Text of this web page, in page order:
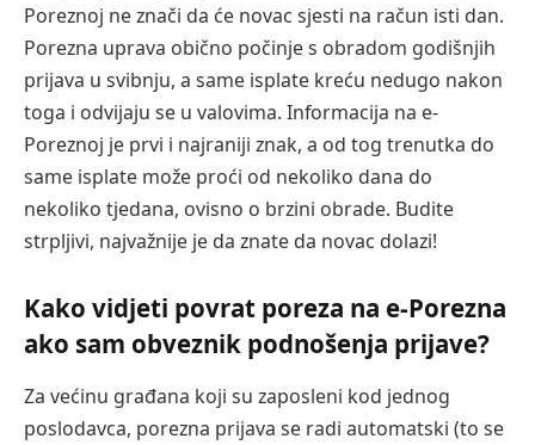
Poreznoj ne znači da će novac sjesti na račun isti dan.
Porezna uprava obično počinje s obradom godišnjih
prijava u svibnju, a same isplate kreću nedugo nakon
toga i odvijaju se u valovima. Informacija na e-
Poreznoj je prvi i najraniji znak, a od tog trenutka do
same isplate može proći od nekoliko dana do
nekoliko tjedana, ovisno o brzini obrade. Budite
strpljivi, najvažnije je da znate da novac dolazi!
Kako vidjeti povrat poreza na e-Porezna
ako sam obveznik podnošenja prijave?
Za većinu građana koji su zaposleni kod jednog
poslodavca, porezna prijava se radi automatski (to se